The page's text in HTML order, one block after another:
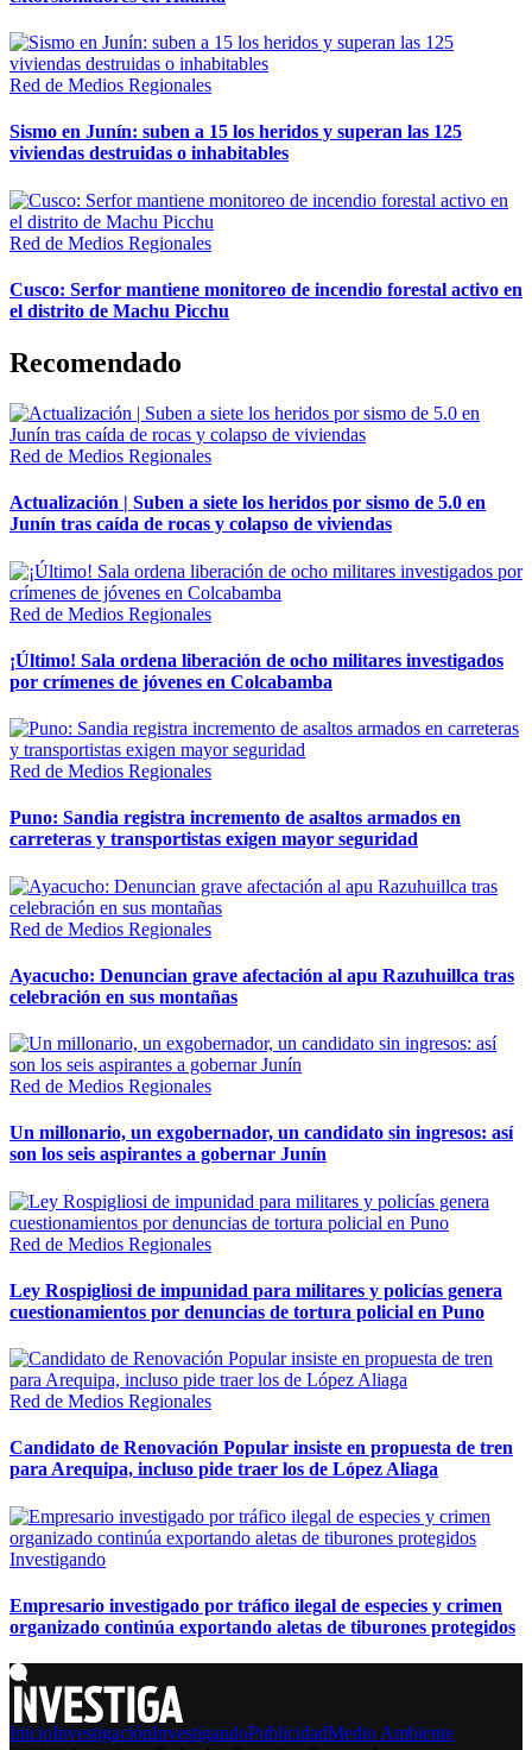
Red de Medios Regionales
Sismo en Junín: suben a 15 los heridos y superan las 125
viviendas destruidas o inhabitables
Red de Medios Regionales
Cusco: Serfor mantiene monitoreo de incendio forestal activo en
el distrito de Machu Picchu
Recomendado
Red de Medios Regionales
Actualización | Suben a siete los heridos por sismo de 5.0 en
Junín tras caída de rocas y colapso de viviendas
Red de Medios Regionales
¡Último! Sala ordena liberación de ocho militares investigados
por crímenes de jóvenes en Colcabamba
Red de Medios Regionales
Puno: Sandia registra incremento de asaltos armados en
carreteras y transportistas exigen mayor seguridad
Red de Medios Regionales
Ayacucho: Denuncian grave afectación al apu Razuhuillca tras
celebración en sus montañas
Red de Medios Regionales
Un millonario, un exgobernador, un candidato sin ingresos: así
son los seis aspirantes a gobernar Junín
Red de Medios Regionales
Ley Rospigliosi de impunidad para militares y policías genera
cuestionamientos por denuncias de tortura policial en Puno
Red de Medios Regionales
Candidato de Renovación Popular insiste en propuesta de tren
para Arequipa, incluso pide traer los de López Aliaga
Investigando
Empresario investigado por tráfico ilegal de especies y crimen
organizado continúa exportando aletas de tiburones protegidos
InicioInvestigaciónInvestigandoPublicidadMedio Ambiente